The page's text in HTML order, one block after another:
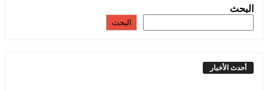
البحث
البحث
أحدث الأخبار